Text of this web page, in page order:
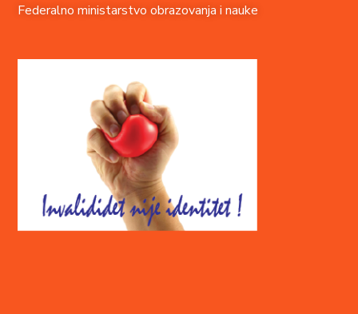
Federalno ministarstvo obrazovanja i nauke